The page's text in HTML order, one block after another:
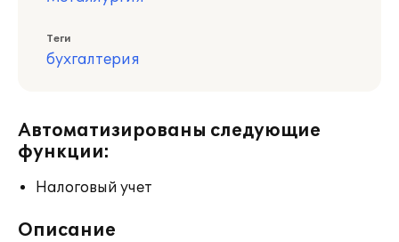
Теги
бухгалтерия
Автоматизированы следующие
функции:
Налоговый учет
Описание